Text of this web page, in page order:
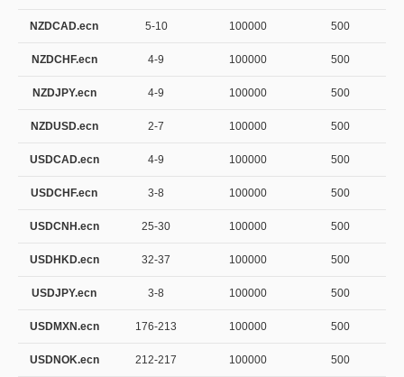
NZDCAD.ecn 5-10 100000 500
NZDCHF.ecn 4-9 100000 500
NZDJPY.ecn 4-9 100000 500
NZDUSD.ecn 2-7 100000 500
USDCAD.ecn 4-9 100000 500
USDCHF.ecn 3-8 100000 500
USDCNH.ecn 25-30 100000 500
USDHKD.ecn 32-37 100000 500
USDJPY.ecn 3-8 100000 500
USDMXN.ecn 176-213 100000 500
USDNOK.ecn 212-217 100000 500